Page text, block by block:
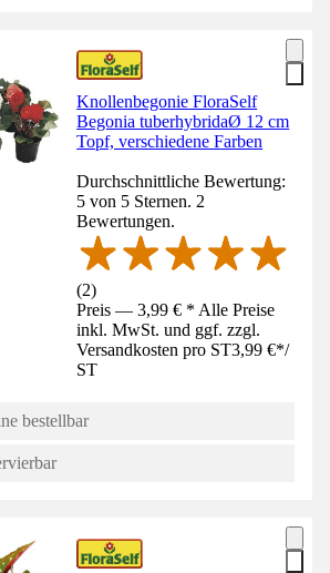
Knollenbegonie FloraSelf
Begonia tuberhybridaØ 12 cm
Topf, verschiedene Farben
Durchschnittliche Bewertung:
5 von 5 Sternen. 2
Bewertungen.
(2)
Preis — 3,99 € * Alle Preise
inkl. MwSt. und ggf. zzgl.
Versandkosten pro ST3,99 €*/
ST
bestellbar